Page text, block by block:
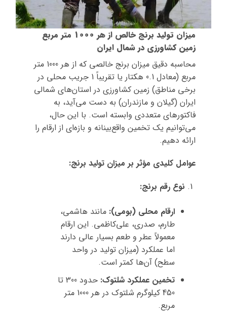
میزان تولید برنج خالص از هر 1000 متر مربع
زمین کشاورزی در شمال ایران
محاسبه دقیق میزان برنج خالصی که از هر 1000 متر
مربع (معادل 0.1 هکتار یا تقریباً 1 جریب محلی در
برخی مناطق) زمین کشاورزی در استان‌های شمالی
ایران (گیلان و مازندران) به دست می‌آید، به
فاکتورهای متعددی وابسته است. با این حال،
می‌توانیم یک تخمین واقع‌بینانه و بازه‌ای از ارقام را
ارائه دهیم.
عوامل کلیدی مؤثر بر میزان تولید برنج:
نوع رقم برنج:
ارقام محلی (بومی): مانند هاشمی،
طارم، صدری، علی‌کاظمی. این ارقام
معمولاً عطر و طعم بسیار عالی دارند
اما عملکرد (میزان تولید در واحد
سطح) آن‌ها کمتر است.
تخمین عملکرد شلتوک:
حدود 300 تا
450 کیلوگرم شلتوک در هر 1000 متر
مربع.